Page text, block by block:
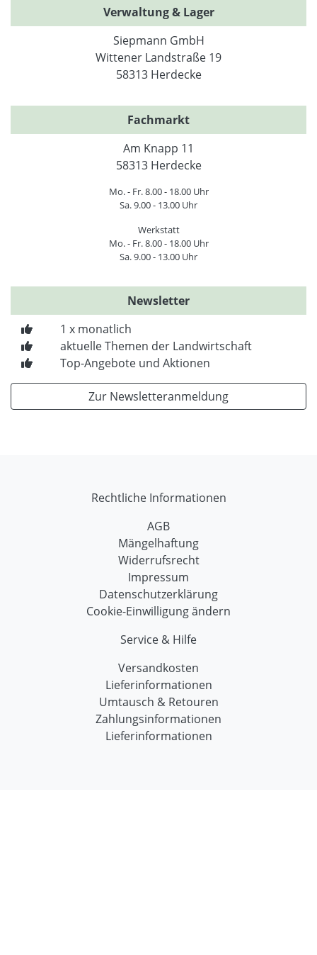
Verwaltung & Lager
Siepmann GmbH
Wittener Landstraße 19
58313 Herdecke
Fachmarkt
Am Knapp 11
58313 Herdecke
Mo. - Fr. 8.00 - 18.00 Uhr
Sa. 9.00 - 13.00 Uhr
Werkstatt
Mo. - Fr. 8.00 - 18.00 Uhr
Sa. 9.00 - 13.00 Uhr
Newsletter
1 x monatlich
aktuelle Themen der Landwirtschaft
Top-Angebote und Aktionen
Zur Newsletteranmeldung
Rechtliche Informationen
AGB
Mängelhaftung
Widerrufsrecht
Impressum
Datenschutzerklärung
Cookie-Einwilligung ändern
Service & Hilfe
Versandkosten
Lieferinformationen
Umtausch & Retouren
Zahlungsinformationen
Lieferinformationen